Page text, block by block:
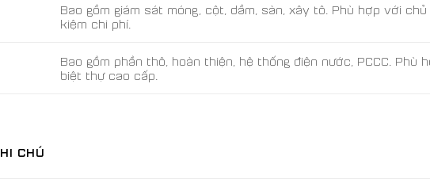
Bao gồm giám sát móng, cột, dầm, sàn, xây tô. Phù hợp với
kiệm chi phí.
Bao gồm phần thô, hoàn thiện, hệ thống điện nước, PCCC. Phù
biệt thự cao cấp.
CHÚ